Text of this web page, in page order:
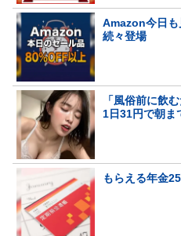
Amazon今日も
続々登場
「風俗前に飲
1日31円で朝ま
もらえる年金